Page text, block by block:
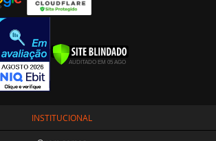
INSTITUCIONAL